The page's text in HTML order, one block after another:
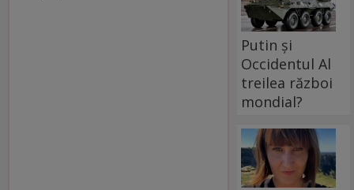
Putin și
Occidentul Al
treilea război
mondial?